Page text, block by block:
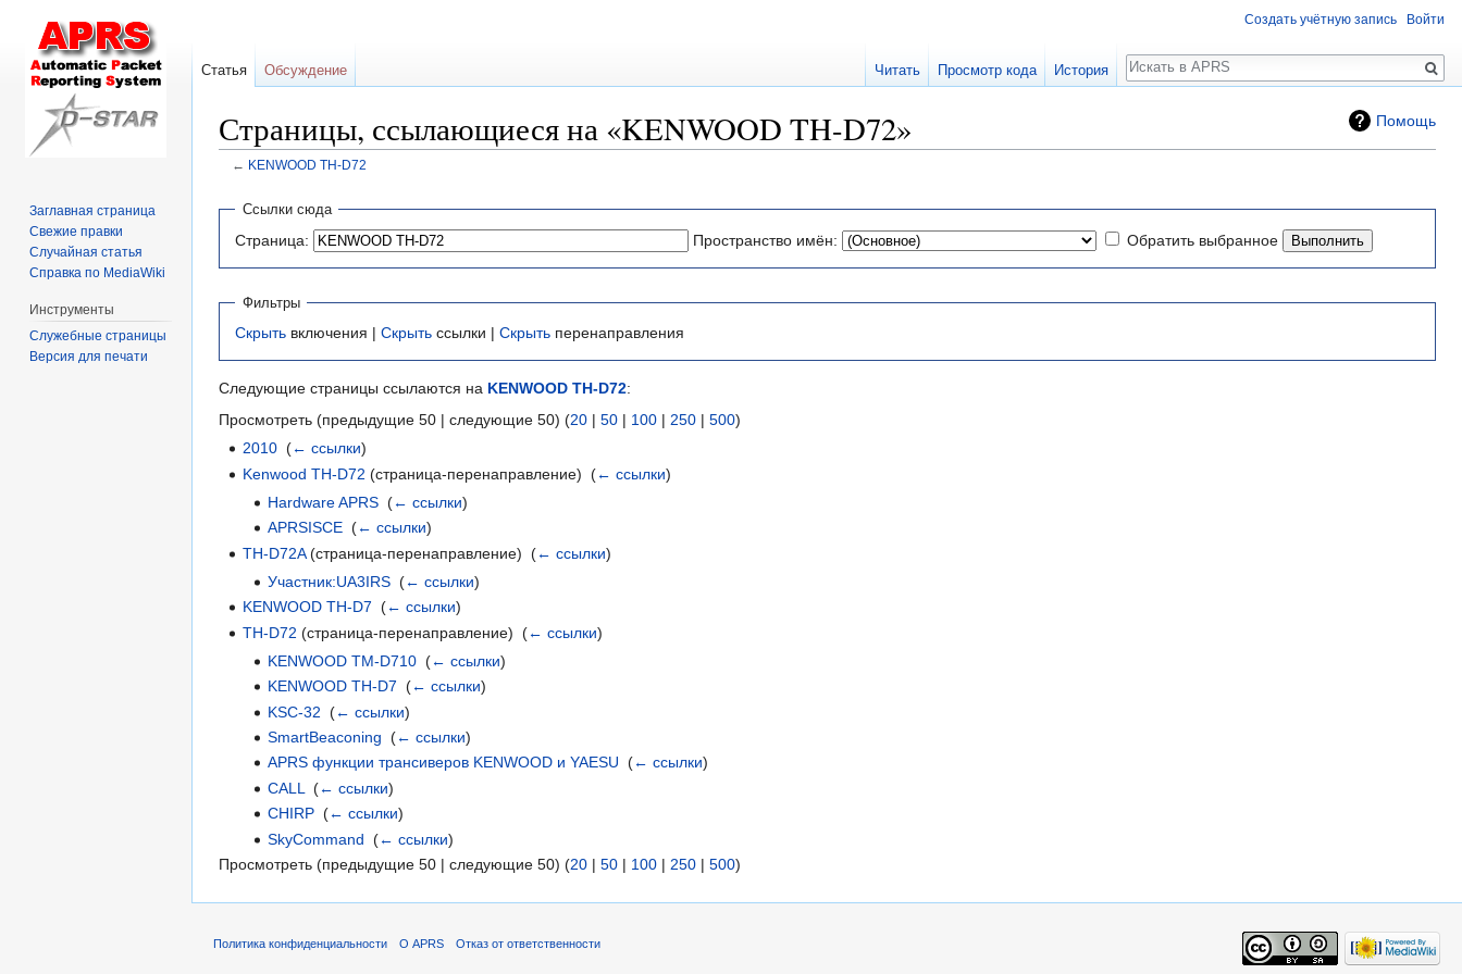
Помощь
Страницы, ссылающиеся на «KENWOOD TH-D72»
← KENWOOD TH-D72
Перейти
навигации
Перейти
поиску
Ссылки сюда
Страница: Пространство имён: Обратить выбранное
Фильтры
Скрыть включения | Скрыть ссылки | Скрыть перенаправления
Следующие страницы ссылаются на KENWOOD TH-D72:
Просмотреть (предыдущие 50 | следующие 50) (20 | 50 | 100 | 250 | 500)
2010 ‎(← ссылки)
Kenwood TH-D72 (страница-перенаправление) ‎(← ссылки)
Hardware APRS‎ (← ссылки)
APRSISCE‎ (← ссылки)
TH-D72A(страница-перенаправление) ‎(← ссылки)
Участник:UA3IRS‎ (← ссылки)
KENWOOD TH-D7 ‎(← ссылки)
TH-D72 (страница-перенаправление) ‎(← ссылки)
KENWOOD TM-D710‎ (← ссылки)
KENWOOD TH-D7 (← ссылки)
KSC-32 (← ссылки)
SmartBeaconing (← ссылки)
APRS функции трансиверов KENWOOD и YAESU (← ссылки)
CALL
(← ссылки)
CHIRP‎ (← ссылки)
SkyCommand (← ссылки)
Просмотреть (предыдущие 50 | следующие 50) (20 | 50 | 100 | 250 | 500)
Создать учётную запись Войти
Статья Обсуждение Читать Просмотр кода История
Поиск
Заглавная страница
Свежие правки
Случайная статья
Справка по MediaWiki
Инструменты
Служебные страницы
Версия для печати
Политика конфиденциальности О APRS Отказ от ответственности